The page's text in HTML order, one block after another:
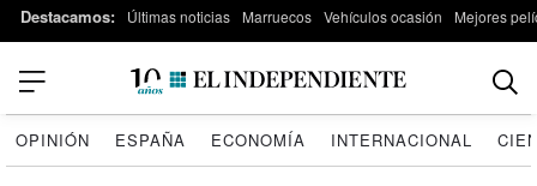
Destacamos: Últimas noticias Marruecos Vehículos ocasión Mejores
OPINIÓN ESPAÑA ECONOMÍA INTERNACIONAL